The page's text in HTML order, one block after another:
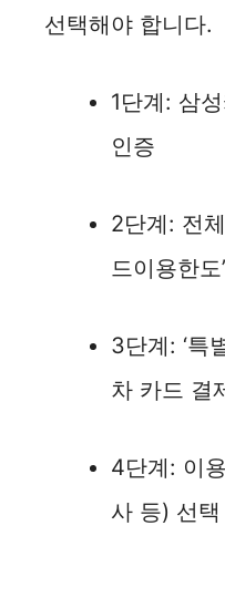
선택해야 합니다.
1단계: 삼
인증
2단계: 전
드이용한도
3단계: ‘특
차 카드 결
4단계: 이
사 등) 선